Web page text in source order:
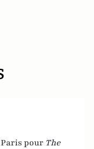
pour The